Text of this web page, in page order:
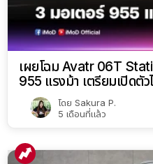
เผยโฉม Avatr 06T
955 แรงม้า เตรียมเปิดตั
โดย Sakura P.
5 เดือนที่แล้ว